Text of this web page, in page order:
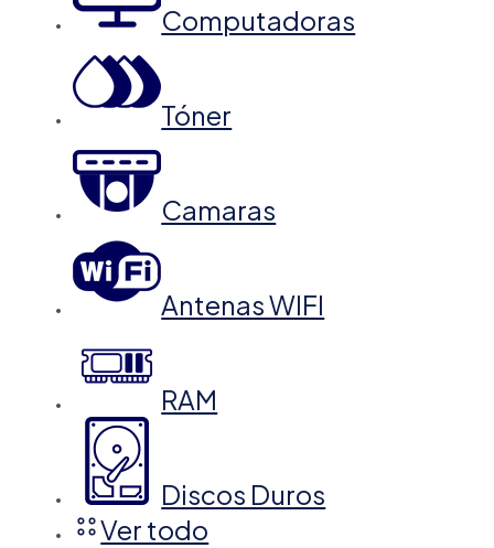
Computadoras
Tóner
Camaras
Antenas WIFI
RAM
Discos Duros
Ver todo